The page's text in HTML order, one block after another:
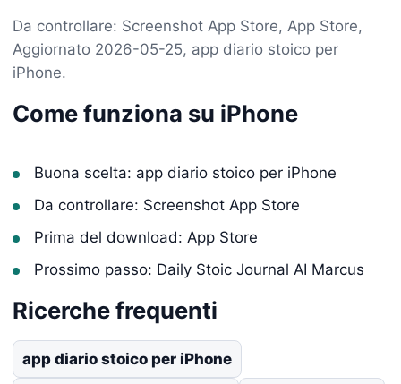
Da controllare: Screenshot App Store, App Store,
Aggiornato 2026-05-25, app diario stoico per
iPhone.
Come funziona su iPhone
Buona scelta: app diario stoico per iPhone
Da controllare: Screenshot App Store
Prima del download: App Store
Prossimo passo: Daily Stoic Journal AI Marcus
Ricerche frequenti
app diario stoico per iPhone